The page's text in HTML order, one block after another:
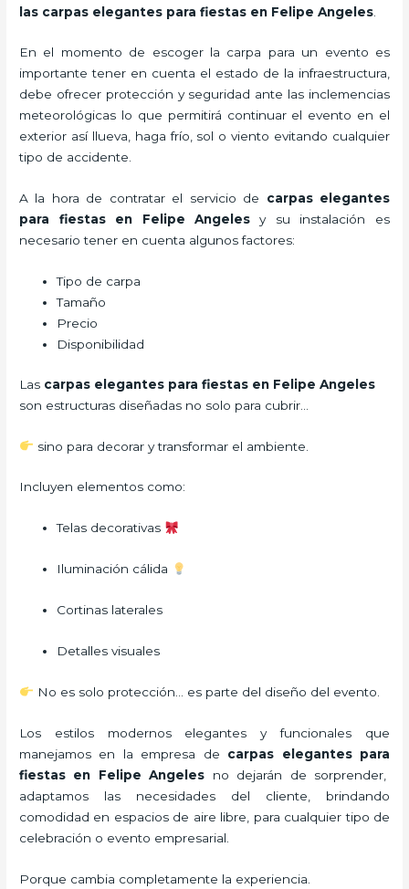
las carpas elegantes para fiestas en Felipe Angeles
En el momento de escoger la carpa para un evento es
importante tener en cuenta el estado de la infraestructura,
debe ofrecer protección y seguridad ante las inclemencias
meteorológicas lo que permitirá continuar el evento en el
exterior así llueva, haga frío, sol o viento evitando cualquier
tipo de accidente.
A la hora de contratar el servicio de carpas elegantes
para fiestas en Felipe Angeles y su instalación es
necesario tener en cuenta algunos factores:
Tipo de carpa
Tamaño
Precio
Disponibilidad
Las carpas elegantes para fiestas en Felipe Angeles
son estructuras diseñadas no solo para cubrir…
sino para decorar y transformar el ambiente.
Incluyen elementos como:
Telas decorativas
Iluminación cálida
Cortinas laterales
Detalles visuales
No es solo protección… es parte del diseño del evento.
Los estilos modernos elegantes y funcionales que
manejamos en la empresa de carpas elegantes para
fiestas en Felipe Angeles no dejarán de sorprender,
adaptamos las necesidades del cliente, brindando
comodidad en espacios de aire libre, para cualquier tipo de
celebración o evento empresarial.
Porque cambia completamente la experiencia.